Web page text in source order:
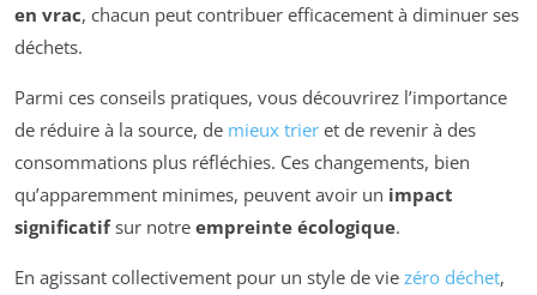
en vrac, chacun peut contribuer efficacement à diminuer ses
déchets.
Parmi ces conseils pratiques, vous découvrirez l’importance
de réduire à la source, de mieux trier et de revenir à des
consommations plus réfléchies. Ces changements, bien
qu’apparemment minimes, peuvent avoir un impact
significatifsur notre empreinte écologique.
En agissant collectivement pour un style de vie zéro déchet,